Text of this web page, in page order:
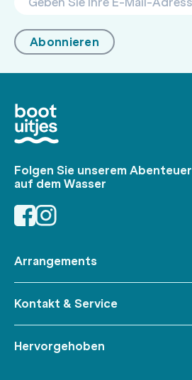
Abonnieren
Folgen Sie unserem Abenteuer
auf dem Wasser
Arrangements
Kontakt & Service
Hervorgehoben